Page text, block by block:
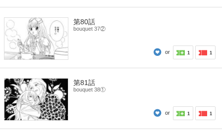
第80話
bouquet 37②
or 1 1
第81話
bouquet 38①
or 1 1